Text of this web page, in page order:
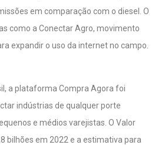
em comparação com o diesel. O
como a Conectar Agro, movimento
expandir o uso da internet no campo.
a plataforma Compra Agora foi
indústrias de qualquer porte
e médios varejistas. O Valor
bilhões em 2022 e a estimativa para